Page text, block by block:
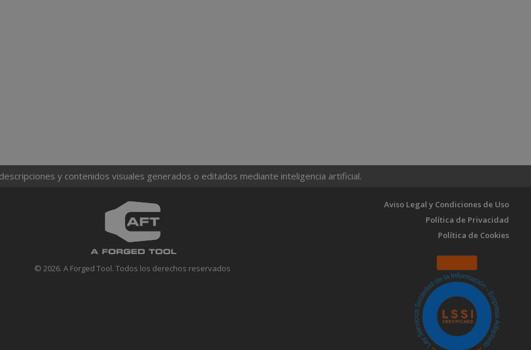
y contenidos visuales generados o editados mediante inteligencia artificial.
© 2026. A Forged Tool. Todos los derechos reservados
Aviso Legal y Condiciones de Uso
Política de Privacidad
Política de Cookies